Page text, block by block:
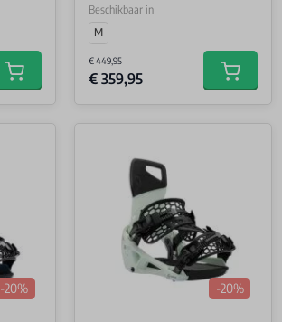
Add to cart
Beschikbaar in
M
€ 449,95
€ 359,95 Add to cart
-20% -20%